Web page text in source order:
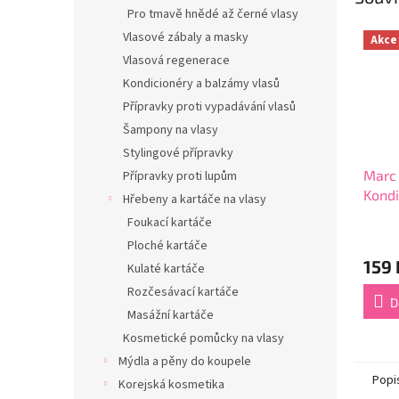
Pro tmavě hnědé až černé vlasy
Vlasové zábaly a masky
Vlasová regenerace
Kondicionéry a balzámy vlasů
Přípravky proti vypadávání vlasů
Šampony na vlasy
Stylingové přípravky
Přípravky proti lupům
Hřebeny a kartáče na vlasy
Foukací kartáče
Ploché kartáče
Kulaté kartáče
Rozčesávací kartáče
Masážní kartáče
Kosmetické pomůcky na vlasy
Mýdla a pěny do koupele
Korejská kosmetika
Akce
je
3,9
z
159